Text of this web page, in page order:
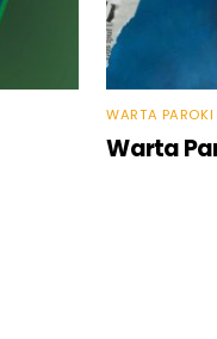
WARTA PAROKI
Warta